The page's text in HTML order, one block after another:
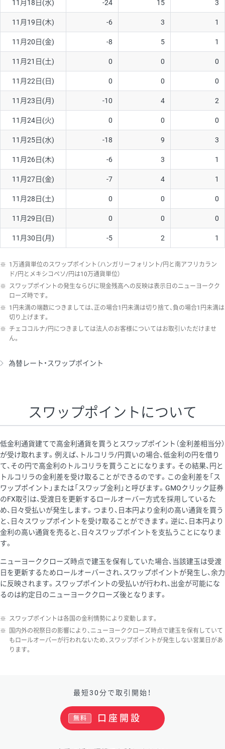
11月18日(水) -24 15 3
11月19日(木) -6 3 1
11月20日(金) -8 5 1
11月21日(土) 0 0 0
11月22日(日) 0 0 0
11月23日(月) -10 4 2
11月24日(火) 0 0 0
11月25日(水) -18 9 3
11月26日(木) -6 3 1
11月27日(金) -7 4 1
11月28日(土) 0 0 0
11月29日(日) 0 0 0
11月30日(月) -5 2 1
※ 1万通貨単位のスワップポイント（ハンガリーフォリント/円と南アフリカラン
ド/円とメキシコペソ/円は10万通貨単位）
※ スワップポイントの発生ならびに現金残高への反映は表示日のニューヨークク
ローズ時です。
※ 1円未満の端数につきましては、正の場合1円未満は切り捨て、負の場合1円未満は
切り上げます。
※ チェココルナ/円につきましては法人のお客様についてはお取引いただけませ
ん。
為替レート・スワップポイント
スワップポイントについて
低金利通貨建てで高金利通貨を買うとスワップポイント（金利差相当分）
が受け取れます。例えば、トルコリラ/円買いの場合、低金利の円を借り
て、その円で高金利のトルコリラを買うことになります。その結果、円と
トルコリラの金利差を受け取ることができるのです。この金利差を「ス
ワップポイント」または「スワップ金利」と呼びます。GMOクリック証券
のFX取引は、受渡日を更新するロールオーバー方式を採用しているた
め、日々受払いが発生します。つまり、日本円より金利の高い通貨を買う
と、日々スワップポイントを受け取ることができます。逆に、日本円より
金利の高い通貨を売ると、日々スワップポイントを支払うことになりま
す。
ニューヨーククローズ時点で建玉を保有していた場合、当該建玉は受渡
日を更新するためロールオーバーされ、スワップポイントが発生し、余力
に反映されます。スワップポイントの受払いが行われ、出金が可能にな
るのは約定日のニューヨーククローズ後となります。
※ スワップポイントは各国の金利情勢により変動します。
※
国内外の祝祭日の影響により、ニューヨーククローズ時点で建玉を保有していて
もロールオーバーが行われないため、スワップポイントが発生しない営業日があ
ります。
最短30分で取引開始！
口座開設
無料